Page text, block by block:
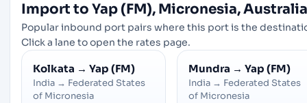
Import to Yap (FM), Micronesia, Australia
Popular inbound port pairs where this port is the
Click a lane to open the rates page.
Kolkata → Yap (FM)
India → Federated States
of Micronesia
Mundra → Yap (FM)
India → Federated States
of Micronesia